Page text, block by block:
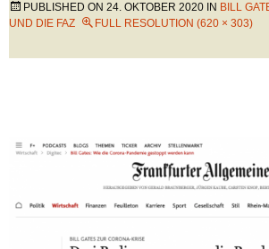
PUBLISHED ON 24. OKTOBER 2020 IN BILL
UND DIE FAZ
FULL RESOLUTION (620 × 303)